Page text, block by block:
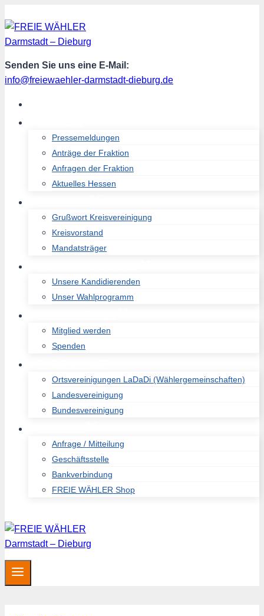
Inhalt
springen
Senden Sie uns eine E-Mail:
info@freiewaehler-darmstadt-dieburg.de
Pressemeldungen
Anträge der Fraktion
Anfragen der Fraktion
Aktuelles Hessen
Grußwort Kreisvereinigung
Kreisvorstand
Mandatsträger
Unsere Kandidierenden
Unser Wahlprogramm
Mitglied werden
Spenden
Ortsvereinigungen LaDaDi (Wählergemeinschaften)
Landesvereinigung
Bundesvereinigung
Anfrage / Mitteilung
Geschäftsstelle
Bankverbindung
FREIE WÄHLER Shop